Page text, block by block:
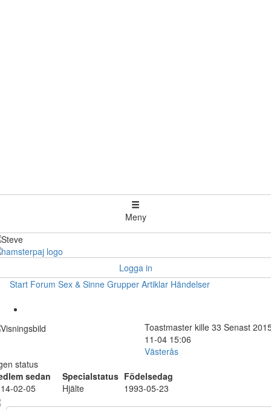
Meny
Logga in
Start Forum Sex & Sinne Grupper Artiklar Händelser
Toastmaster kille 33 Senast
11-04 15:06
Västerås
status
sedan
Specialstatus Födelsedag
02-05
Hjälte 1993-05-23